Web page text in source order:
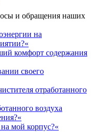
и обращения наших
на
комфорт содержания
своего
отработанного
воздуха
мой корпус?«